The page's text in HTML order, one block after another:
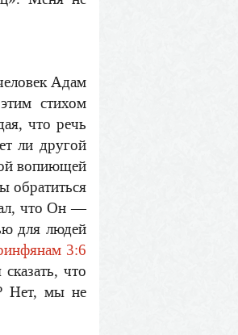
Адам
стихом
что речь
ли другой
вопиющей
обратиться
что Он —
для людей
3:6
что
Нет, мы не